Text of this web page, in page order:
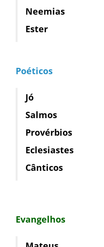
Neemias
Ester
Poéticos
Jó
Salmos
Provérbios
Eclesiastes
Cânticos
Evangelhos